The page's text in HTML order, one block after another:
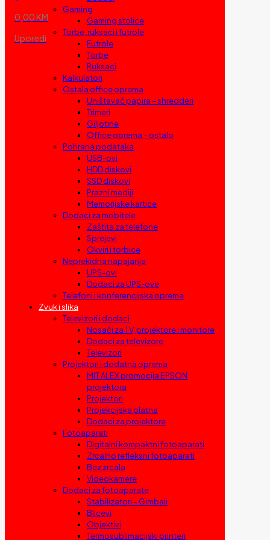
0,00 KM
Uporedi
Gaming
Gaming stolice
Torbe, ruksaci i futrole
Futrole
Torbe
Ruksaci
Kalkulatori
Ostala office oprema
Uništavač papira – shredderi
Trimeri
Giljotine
Office oprema – ostalo
Pohrana podataka
USB-ovi
HDD diskovi
SSD diskovi
Prazni mediji
Memorijske kartice
Dodaci za mobitele
Zaštita za telefone
Sprejevi
Okviri i torbice
Neprekidna napajanja
UPS-ovi
Dodaci za UPS-ove
Telefoni i konferencijska oprema
Zvuk i slika
Televizori i dodaci
Nosači za TV, projektore i monitore
Dodaci za televizore
Televizori
Projektori i dodatna oprema
MIT ALEX promocija EPSON
projektora
Projektori
Projekcijska platna
Dodaci za projektore
Fotoaparati
Digitalni kompaktni fotoaparati
Zrcalno refleksni fotoaparati
Bez zrcala
Videokamere
Dodaci za fotoaparate
Stabilizatori – Gimbali
Blicevi
Objektivi
Termosublimacijski printeri